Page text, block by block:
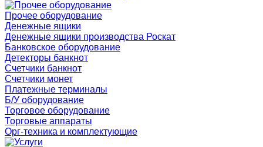
Прочее оборудование
Денежные ящики
Денежные ящики производства Роскат
Банковское оборудование
Детекторы банкнот
Счетчики банкнот
Счетчики монет
Платежные терминалы
Б/У оборудование
Торговое оборудование
Торговые аппараты
Орг-техника и комплектующие